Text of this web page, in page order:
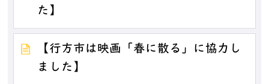
た】
【行方市は映画「春に散る」に協力し
ました】